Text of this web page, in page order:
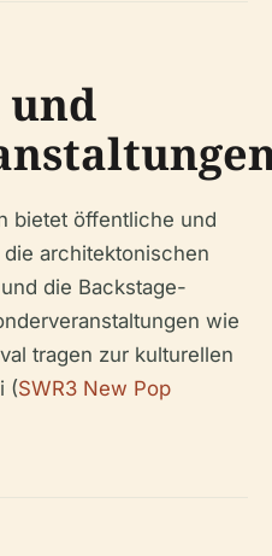
und
bietet öffentliche und
architektonischen
die Backstage-
wie
tragen zur kulturellen
(SWR3 New Pop